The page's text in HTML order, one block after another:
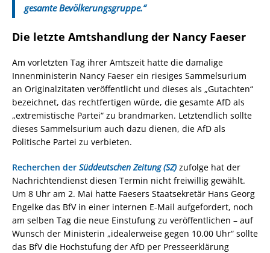
gesamte Bevölkerungsgruppe.“
Die letzte Amtshandlung der Nancy Faeser
Am vorletzten Tag ihrer Amtszeit hatte die damalige
Innenministerin Nancy Faeser ein riesiges Sammelsurium
an Originalzitaten veröffentlicht und dieses als „Gutachten“
bezeichnet, das rechtfertigen würde, die gesamte AfD als
„extremistische Partei“ zu brandmarken. Letztendlich sollte
dieses Sammelsurium auch dazu dienen, die AfD als
Politische Partei zu verbieten.
Recherchen der Süddeutschen Zeitung (SZ) zufolge hat der
Nachrichtendienst diesen Termin nicht freiwillig gewählt.
Um 8 Uhr am 2. Mai hatte Faesers Staatsekretär Hans Georg
Engelke das BfV in einer internen E-Mail aufgefordert, noch
am selben Tag die neue Einstufung zu veröffentlichen – auf
Wunsch der Ministerin „idealerweise gegen 10.00 Uhr“ sollte
das BfV die Hochstufung der AfD per Presseerklärung